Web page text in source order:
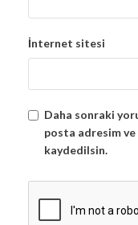
İnternet sitesi
Daha sonraki
posta adresim ve
kaydedilsin.